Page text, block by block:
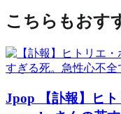
こちらもおす
Jpop 【訃報】ヒ